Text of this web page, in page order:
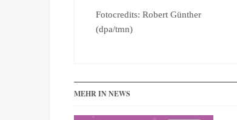
Fotocredits: Robert Günther
(dpa/tmn)
MEHR IN NEWS